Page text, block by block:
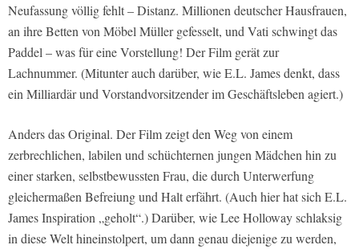
Neufassung völlig fehlt – Distanz. Millionen deutscher Hausfrauen,
an ihre Betten von Möbel Müller gefesselt, und Vati schwingt das
Paddel – was für eine Vorstellung! Der Film gerät zur
Lachnummer. (Mitunter auch darüber, wie E.L. James denkt, dass
ein Milliardär und Vorstandvorsitzender im Geschäftsleben agiert.)
Anders das Original. Der Film zeigt den Weg von einem
zerbrechlichen, labilen und schüchternen jungen Mädchen hin zu
einer starken, selbstbewussten Frau, die durch Unterwerfung
gleichermaßen Befreiung und Halt erfährt. (Auch hier hat sich E.L.
James Inspiration „geholt“.) Darüber, wie Lee Holloway schlaksig
in diese Welt hineinstolpert, um dann genau diejenige zu werden,